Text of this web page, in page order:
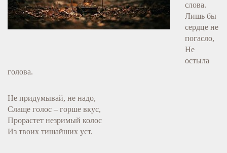
слова.
Лишь бы
сердце не
погасло,
Не
остыла
голова.
Не придумывай, не надо,
Слаще голос – горше вкус,
Прорастет незримый колос
Из твоих тишайших уст.